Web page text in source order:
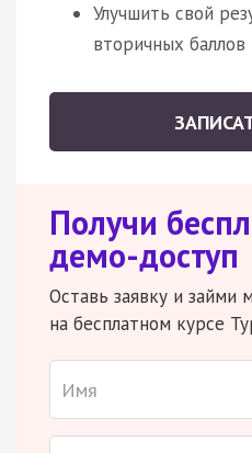
Улучшить свой
вторичных баллов
Получи
демо-доступ
Оставь заявку и займи
на бесплатном курсе